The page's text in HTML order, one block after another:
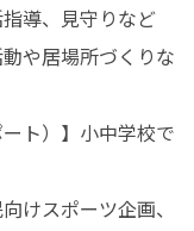
導、見守りなど
ト）】小中学校で
けスポーツ企画、